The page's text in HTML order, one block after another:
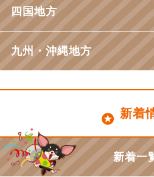
四国地方
九州・沖縄地方
新着
新着一